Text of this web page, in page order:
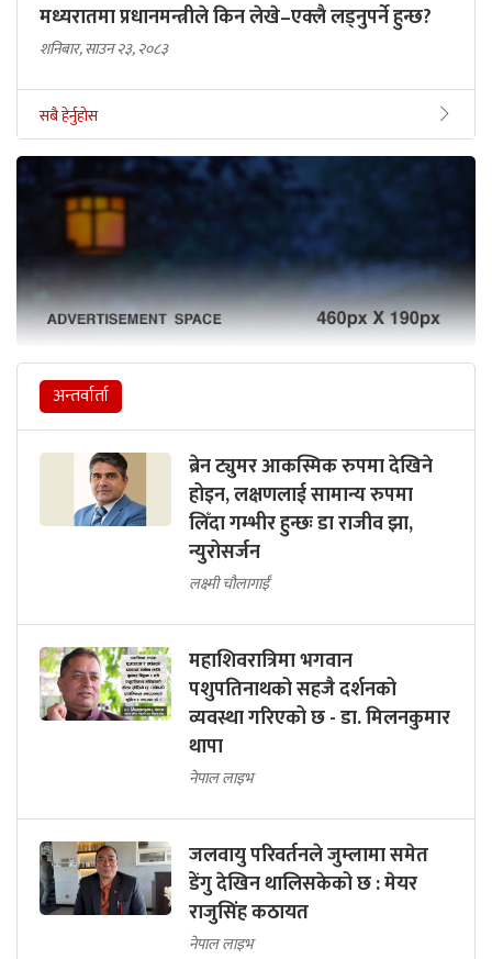
मध्यरातमा प्रधानमन्त्रीले किन लेखे–एक्लै लड्नुपर्ने हुन्छ?
शनिबार, साउन २३, २०८३
सबै हेर्नुहोस
अन्तर्वार्ता
ब्रेन ट्युमर आकस्मिक रुपमा देखिने
होइन, लक्षणलाई सामान्य रुपमा
लिँदा गम्भीर हुन्छः डा राजीव झा,
न्युरोसर्जन
लक्ष्मी चौलागाईं
महाशिवरात्रिमा भगवान
पशुपतिनाथको सहजै दर्शनको
व्यवस्था गरिएको छ - डा. मिलनकुमार
थापा
नेपाल लाइभ
जलवायु परिवर्तनले जुम्लामा समेत
डेंगु देखिन थालिसकेको छ : मेयर
राजुसिंह कठायत
नेपाल लाइभ